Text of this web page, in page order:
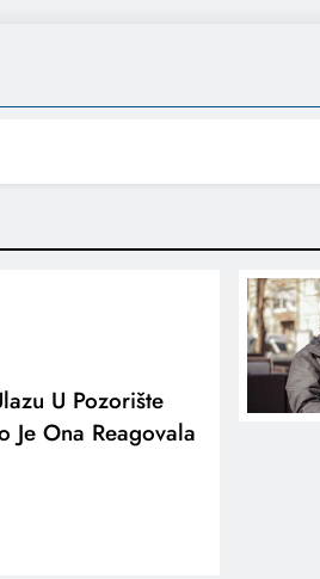
U Pozorište
Je Ona Reagovala